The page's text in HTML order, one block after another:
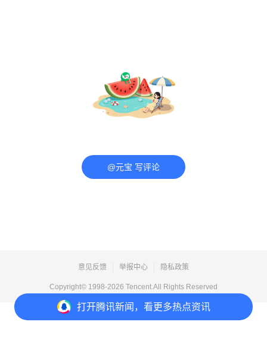
打开腾讯新闻，看更多热点资讯
@元宝 写评论
意见反馈 举报中心 隐私政策
Copyright© 1998-2026 Tencent.All Rights Reserved